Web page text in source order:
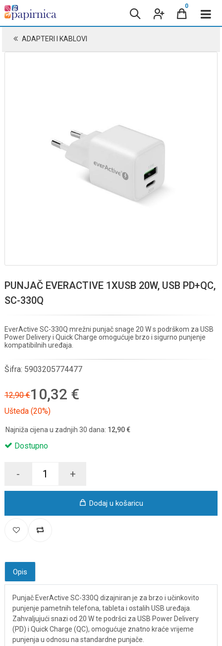
0
ADAPTERI I KABLOVI
PUNJAČ EVERACTIVE 1XUSB 20W, USB PD+QC,
SC-330Q
EverActive SC-330Q mrežni punjač snage 20 W s podrškom za USB
Power Delivery i Quick Charge omogućuje brzo i sigurno punjenje
kompatibilnih uređaja.
Šifra: 5903205774477
12,90 €10,32 €
Ušteda (20%)
Najniža cijena u zadnjih 30 dana: 12,90 €
Dostupno
- +
Dodaj u košaricu
Opis
Punjač EverActive SC-330Q dizajniran je za brzo i učinkovito
punjenje pametnih telefona, tableta i ostalih USB uređaja.
Zahvaljujući snazi od 20 W te podršci za USB Power Delivery
(PD) i Quick Charge (QC), omogućuje znatno kraće vrijeme
punjenja u odnosu na standardne punjače.